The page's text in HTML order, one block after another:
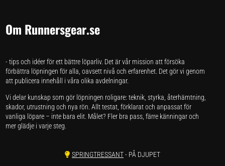
Om Runnersgear.se
- tips och idéer för ett bättre löparliv. Det är vår mission att försöka
förbättra löpningen för alla, oavsett nivå och erfarenhet. Det gör vi genom
att publicera innehåll i våra olika avdelningar.
Vi delar kunskap som gör löpningen roligare: teknik, styrka, återhämtning,
skador, utrustning och nya rön. Allt testat, förklarat och anpassat för
vanliga löpare – inte bara elit. Målet? Fler bra pass, färre känningar och
mer glädje i varje steg.
SPRINGTRESSANT- PÅ DJUPET